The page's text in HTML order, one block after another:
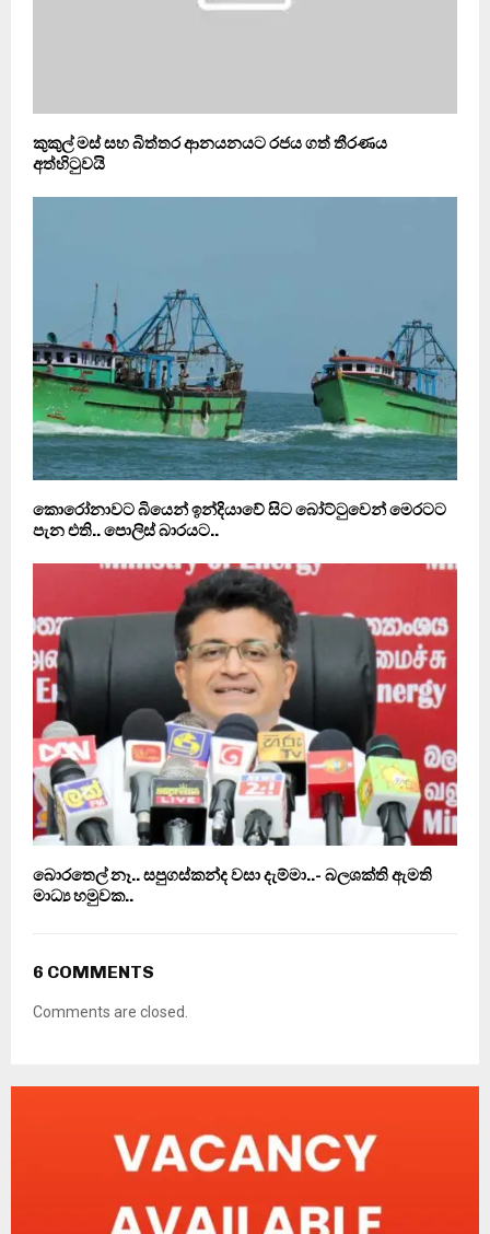
කුකුල් මස් සහ බිත්තර ආනයනයට රජය ගත් තීරණය
අත්හිටුවයි
කොරෝනාවට බියෙන් ඉන්දියාවේ සිට බෝට්ටුවෙන් මෙරටට
පැන එති.. පොලිස් බාරයට..
බොරතෙල් නෑ.. සපුගස්කන්ද වසා දැම්මා..- බලශක්ති ඇමති
මාධ්‍ය හමුවක..
6 COMMENTS
Comments are closed.